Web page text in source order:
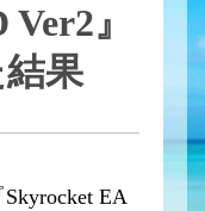
』
果
EA